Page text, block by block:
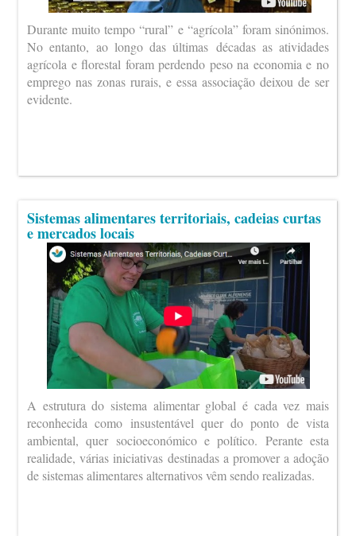
Durante muito tempo “rural” e “agrícola” foram sinónimos.
No entanto, ao longo das últimas décadas as atividades
agrícola e florestal foram perdendo peso na economia e no
emprego nas zonas rurais, e essa associação deixou de ser
evidente.
Sistemas alimentares territoriais, cadeias curtas
e mercados locais
A estrutura do sistema alimentar global é cada vez mais
reconhecida como insustentável quer do ponto de vista
ambiental, quer socioeconómico e político. Perante esta
realidade, várias iniciativas destinadas a promover a adoção
de sistemas alimentares alternativos vêm sendo realizadas.